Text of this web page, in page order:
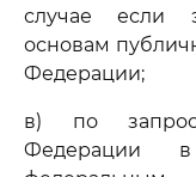
случае если
основам
Федерации;
в) по
Федерации в